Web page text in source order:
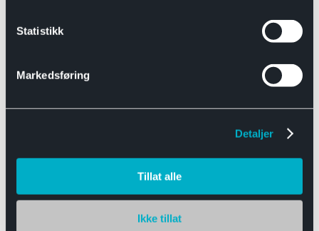
Statistikk
Markedsføring
Detaljer
Tillat alle
Ikke tillat
Båthengere